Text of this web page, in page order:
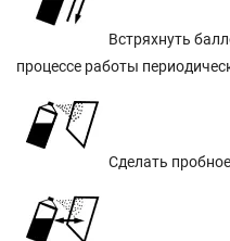
Встряхнуть
процессе работы
Сделать